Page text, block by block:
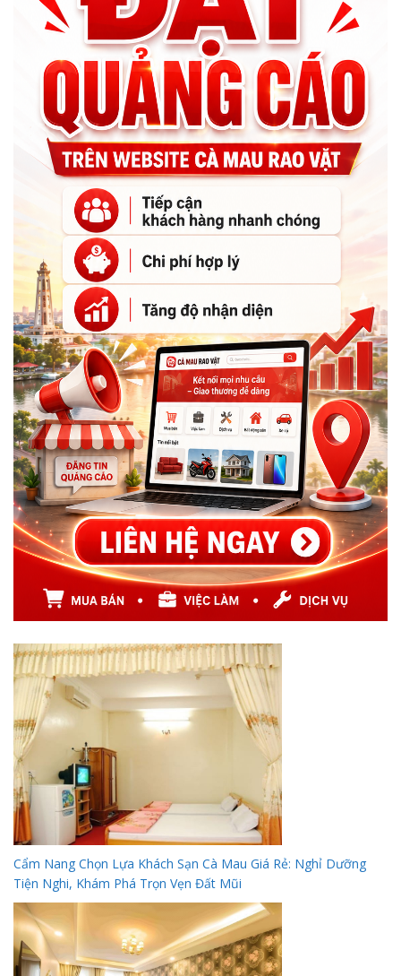
Cẩm Nang Chọn Lựa Khách Sạn Cà Mau Giá Rẻ: Nghỉ Dưỡng
Tiện Nghi, Khám Phá Trọn Vẹn Đất Mũi